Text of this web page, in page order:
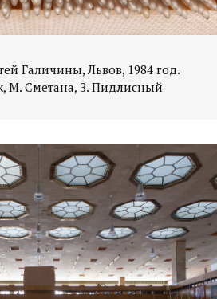
Галичины, Львов, 1984 год.
М. Сметана, З. Пидлисный